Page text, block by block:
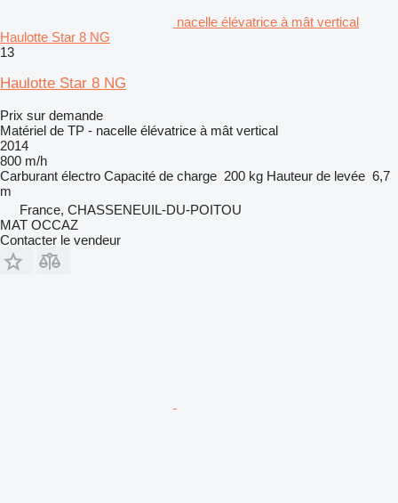
nacelle élévatrice à mât vertical
Haulotte Star 8 NG
13
Haulotte Star 8 NG
Prix sur demande
Matériel de TP - nacelle élévatrice à mât vertical
2014
800 m/h
Carburant électro Capacité de charge 200 kg Hauteur de levée 6,7
m
France, CHASSENEUIL-DU-POITOU
MAT OCCAZ
Contacter le vendeur